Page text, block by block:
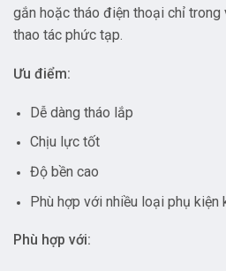
gắn hoặc tháo điện thoại chỉ trong
thao tác phức tạp.
Ưu điểm:
Dễ dàng tháo lắp
Chịu lực tốt
Độ bền cao
Phù hợp với nhiều loại phụ kiện
Phù hợp với: